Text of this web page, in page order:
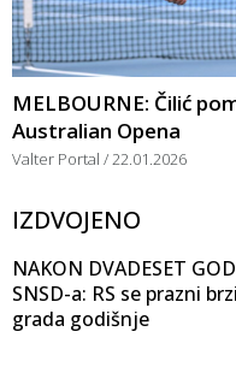
MELBOURNE: Čilić
Australian Opena
Valter Portal 22.01.2026
IZDVOJENO
NAKON DVADESET
SNSD-a: RS se prazni
grada godišnje